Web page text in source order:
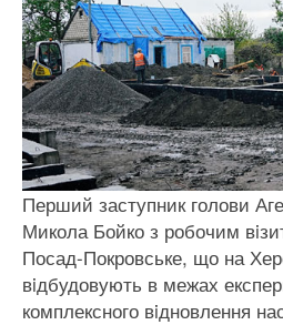
Перший заступник голови
Микола Бойко з робочим
Посад-Покровське, що на
вiдбудовують в межах
комплексного вiдновлення